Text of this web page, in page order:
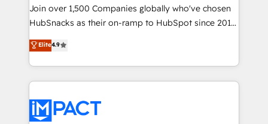
people, exciting ideas and can-do mentality, we
ensure revenue growth on a daily basis. So tell us
team of 100+ experts is ready for you! Driving digital
growth | www.brightdigital.com
Join over 1,500 Companies globally who've chosen
HubSnacks as their on-ramp to HubSpot since 2014
Simple pay-as-you-go plans that accelerate value...
1️⃣ Set Up | Onboarding New or Check-fixing existing
HubSpot portals 2️⃣ Scale Up | 100% HubSpot Task
Execution... Global 24/7 ... All Experts 3️⃣ Integrate |
Slash months from your API Integration project... ⬅️
Elite4.9